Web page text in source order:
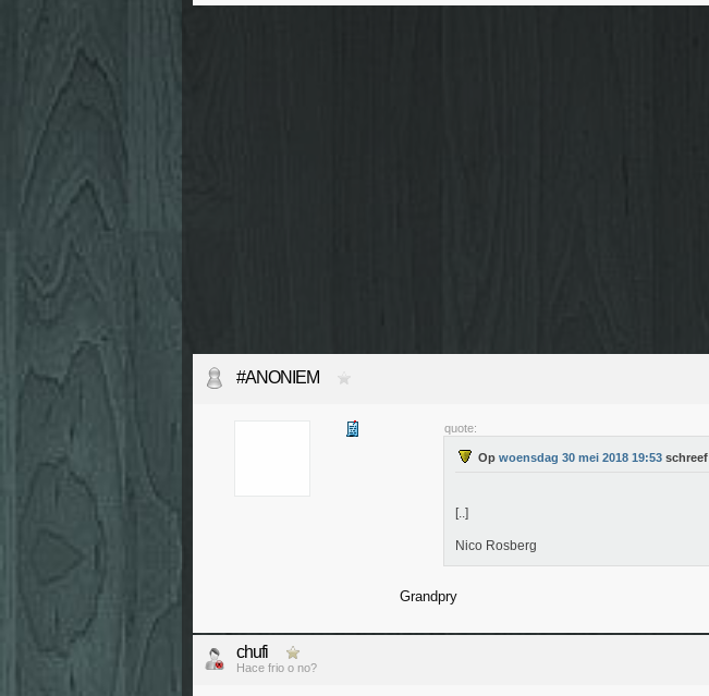
#ANONIEM
quote:
Op woensdag 30 mei 2018 19:53 schreef
[..]
Nico Rosberg
Grandpry
chufi
Hace frio o no?